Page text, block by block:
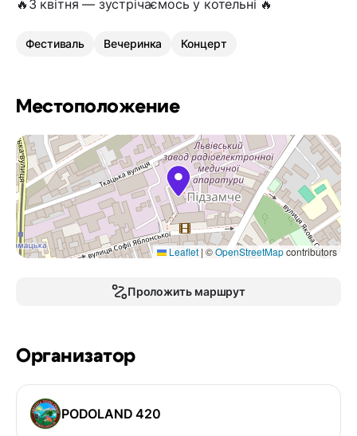
🔥3 квітня — зустрічаємось у котельні 🔥
Фестиваль Вечеринка Концерт
Местоположение
Leaflet | ©OpenStreetMapcontributors
Проложить маршрут
Организатор
PODOLAND 420